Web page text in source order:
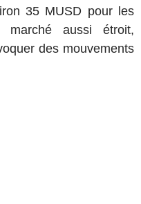
35 MUSD pour les
marché aussi étroit,
des mouvements